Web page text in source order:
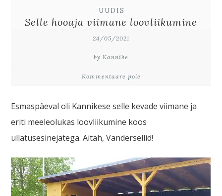
UUDIS
Selle hooaja viimane loovliikumine
24/05/2021
by Kannike
Kommentaare pole
Esmaspäeval oli Kannikese selle kevade viimane ja
eriti meeleolukas loovliikumine koos
üllatusesinejatega. Aitäh, Vandersellid!